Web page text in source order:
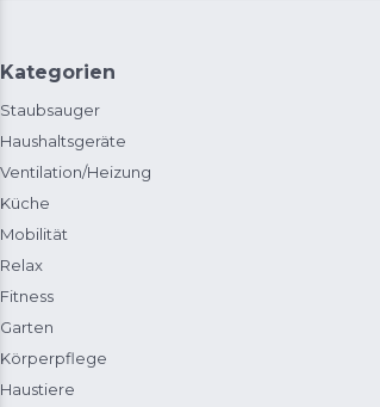
Kategorien
Staubsauger
Haushaltsgeräte
Ventilation/Heizung
Küche
Mobilität
Relax
Fitness
Garten
Körperpflege
Haustiere